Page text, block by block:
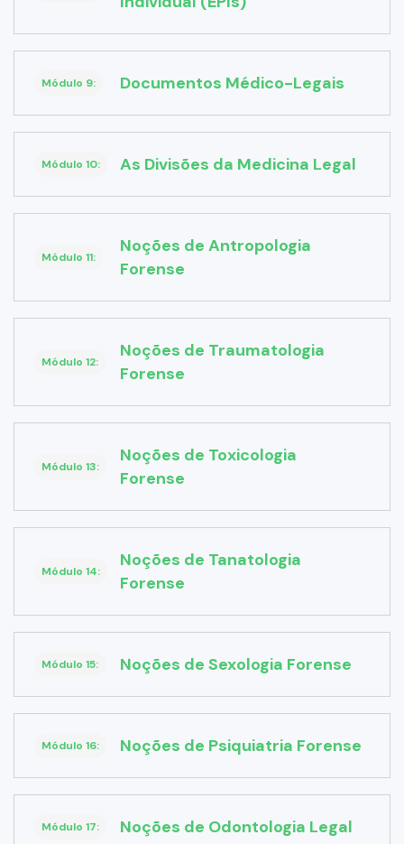
Módulo 9: Documentos Médico-Legais
Módulo 10: As Divisões da Medicina Legal
Módulo 11:
Noções de Antropologia
Forense
Módulo 12:
Noções de Traumatologia
Forense
Módulo 13:
Noções de Toxicologia
Forense
Módulo 14:
Noções de Tanatologia
Forense
Módulo 15: Noções de Sexologia Forense
Módulo 16: Noções de Psiquiatria Forense
Módulo 17: Noções de Odontologia Legal